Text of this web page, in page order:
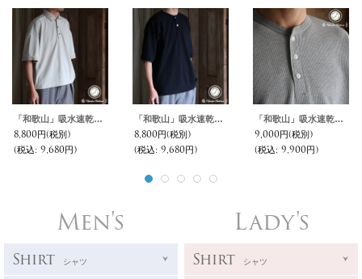
「和歌山」吸水速乾・UVカット「多機能TECH」コットンライク VORTEX® 8オンス(MVS鹿の子) クロップド ハーフスリーブ ポロシャツ【MADE IN JAPAN】『日本製』/ Upscape Audience
8,800円(税別)
(税込: 9,680円)
「和歌山」吸水速乾・UVカット「多機能TECH」コットンライク VORTEX® 8オンス(MVS鹿の子) スリーピングヘンリー ハーフスリーブシャツ【MADE IN JAPAN】『日本製』/ Upscape Audience
8,800円(税別)
(税込: 9,680円)
「和歌山」吸水速乾・UVカット「多機能TECH」コットンライク VORTEX® 8オンス(MVSワッフル) ヘンリーネック ハーフスリーブシャツ【MADE IN JAPAN】『日本製』/ Upscape Audience
9,000円(税別)
(税込: 9,900円)
Men's
Shirt シャツ
Lady's
Shirt シャツ